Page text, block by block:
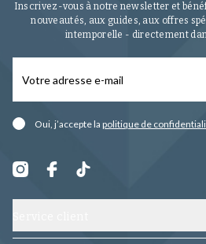
Inscrivez-vous à notre newsletter et
nouveautés, aux guides, aux offres
intemporelle - directement
Oui, j’accepte la politique de
Contactez-nous